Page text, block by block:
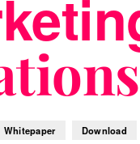
Whitepaper Download